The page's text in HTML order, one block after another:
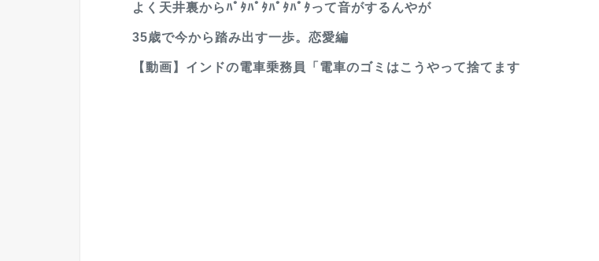
よく天井裏からﾊﾟﾀﾊﾟﾀﾊﾟﾀﾊﾟﾀって音がするんやが
35歳で今から踏み出す一歩。恋愛編
【動画】インドの電車乗務員「電車のゴミはこうやって捨てます